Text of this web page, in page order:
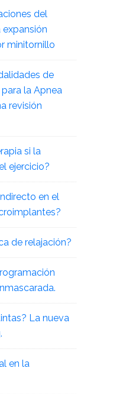
del
expansión
minitornillo
de
la Apnea
revisión
si la
ejercicio?
en el
de relajación?
La nueva
en la